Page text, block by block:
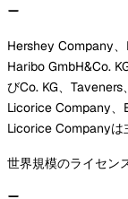
Hershey Company
Haribo GmbH&Co.
びCo. KG、
Licorice Company
Licorice Companyは
世界規模のライセン